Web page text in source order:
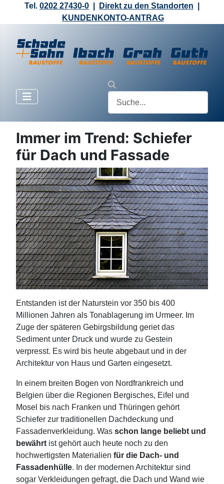
Tel. 0202 27430-0 Direkt zu den Standorten
KUNDENKONTO-ANTRAG
Immer im Trend: Schiefer
für Dach und Fassade
Entstanden ist der Naturstein vor 350 bis 400
Millionen Jahren als Tonablagerung im Urmeer. Im
Zuge der späteren Gebirgsbildung geriet das
Sediment unter Druck und wurde zu Gestein
verpresst. Es wird bis heute abgebaut und in der
Architektur von Haus und Garten eingesetzt.
In einem breiten Bogen von Nordfrankreich und
Belgien über die Regionen Bergisches, Eifel und
Mosel bis nach Franken und Thüringen gehört
Schiefer zur traditionellen Dachdeckung und
Fassadenverkleidung. Was schon lange beliebt und
bewährt ist gehört auch heute noch zu den
hochwertigsten Materialien für die Dach- und
Fassadenhülle. In der modernen Architektur sind
sogar Verkleidungen gefragt, die Dach und Wand wie